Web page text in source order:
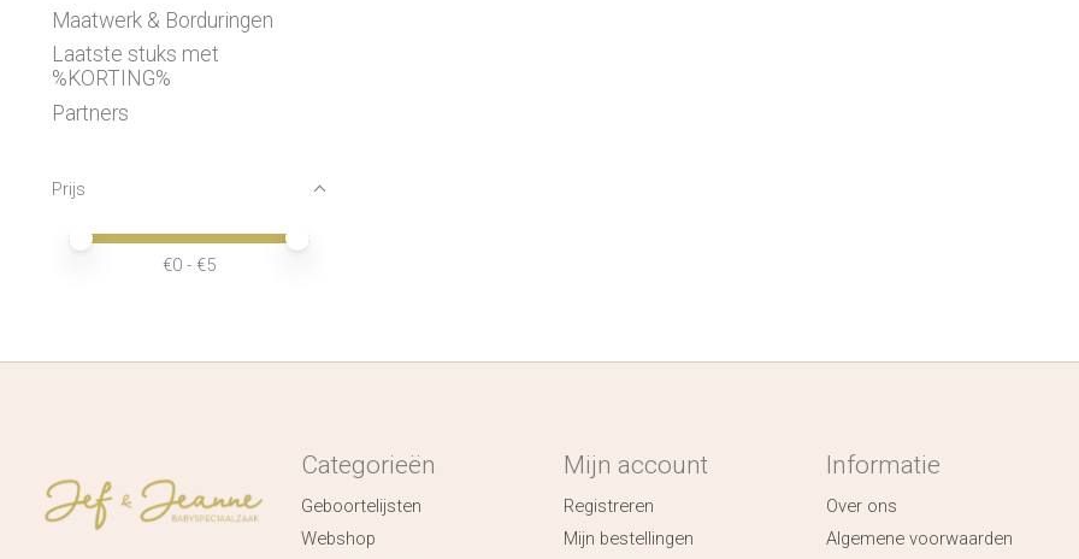
Maatwerk & Borduringen
Laatste stuks met
%KORTING%
Partners
Prijs
Minimale prijswaarde
Price maximum value
€0 - €5
Categorieën
Geboortelijsten
Webshop
Mijn account
Registreren
Mijn bestellingen
Informatie
Over ons
Algemene voorwaarden